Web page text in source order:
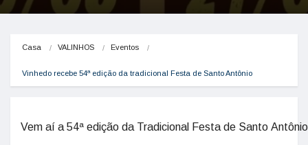
Casa VALINHOS Eventos
Vinhedo recebe 54ª edição da tradicional Festa de Santo Antônio
Vem aí a 54ª edição da Tradicional Festa de Santo